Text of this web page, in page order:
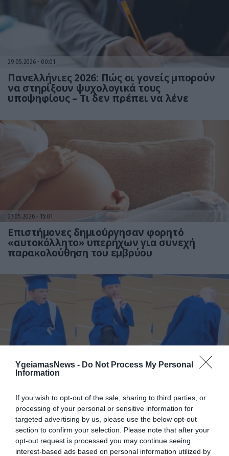
YgeiamasNews - Do Not Process My Personal
Information
If you wish to opt-out of the sale, sharing to third parties, or
processing of your personal or sensitive information for
targeted advertising by us, please use the below opt-out
section to confirm your selection. Please note that after your
opt-out request is processed you may continue seeing
interest-based ads based on personal information utilized by
29.05.2026 00:01
Πανελλήνιες 2026: Πώς οι γονείς μπορούν
να στηρίξουν ψυχολογικά τους
υποψηφίους – Τι δεν πρέπει να λένε
27.05.2026 15:01
Επιστήμονες δημιούργησαν φορητό
«αυτοκόλλητο» υπερήχων για συνεχή
παρακολούθηση του εμβρύου
26.05.2026 18:01
σε τελετή αποφοίτησης νηπιαγωγείου με
τις γκριμάτσες του (βίντεο)